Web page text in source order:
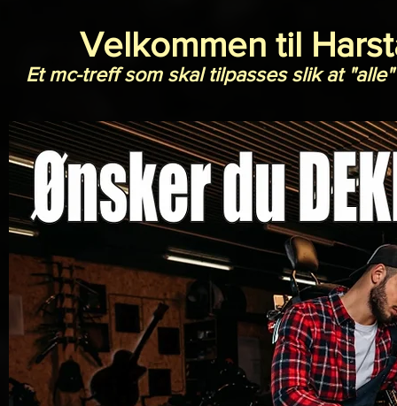
Velkommen til
Et mc-treff som skal tilpasses slik at